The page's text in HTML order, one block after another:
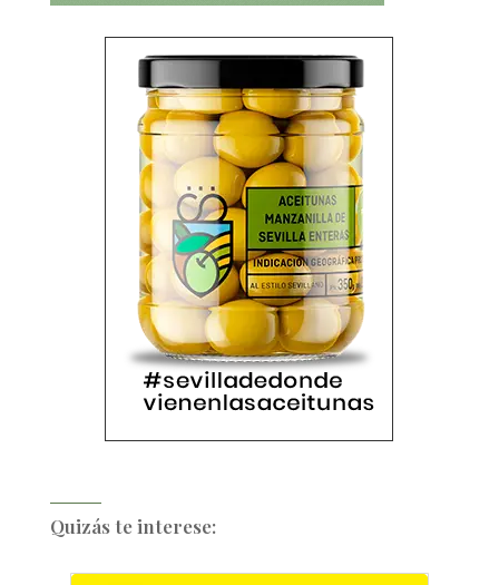
Quizás te interese: